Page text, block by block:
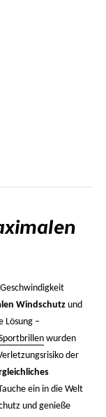
Windschutz und
Lösung –
wurden
der
ein in die Welt
und genieße